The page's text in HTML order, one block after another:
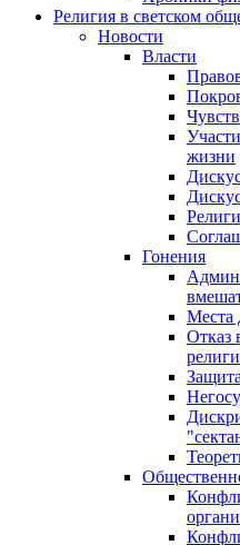
Религия в светском
Новости
Власти
жизни
Гонения
Места
Отказ